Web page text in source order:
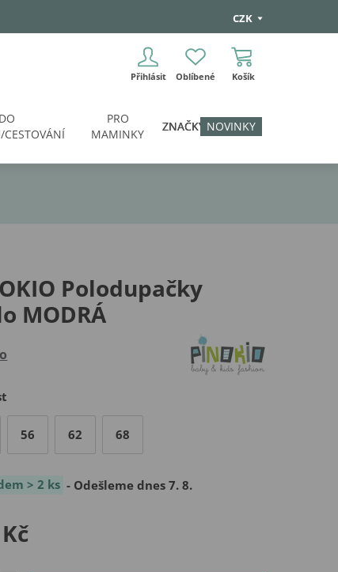
CZK
Přihlásit Oblíbené Košík
DO
CESTOVÁNÍ
PRO
MAMINKY
ZNAČKY NOVINKY
Polodupačky
MODRÁ
56 62 68
> 2 ks - Odešleme dnes 7. 8.